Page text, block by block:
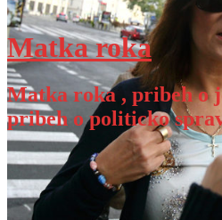
Matka roka
Matka roka , pribeh o
pribeh o politicko